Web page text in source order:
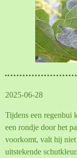
2025-06-28
Tijdens een regenbui
een rondje door het
voorkomt, valt hij
uitstekende